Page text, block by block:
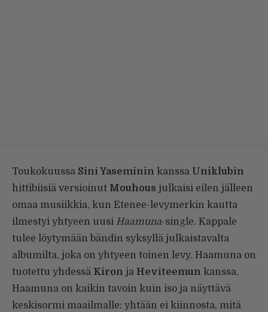
Toukokuussa Sini Yaseminin kanssa Uniklubin
hittibiisiä versioinut Mouhous julkaisi eilen jälleen
omaa musiikkia, kun Etenee-levymerkin kautta
ilmestyi yhtyeen uusi Haamuna-single. Kappale
tulee löytymään bändin syksyllä julkaistavalta
albumilta, joka on yhtyeen toinen levy. Haamuna on
tuotettu yhdessä Kiron ja Heviteemun kanssa.
Haamuna on kaikin tavoin kuin iso ja näyttävä
keskisormi maailmalle: yhtään ei kiinnosta, mitä